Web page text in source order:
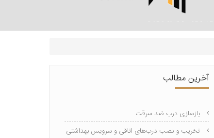
آخرین مطالب
بازسازی درب ضد سرقت
تخریب و نصب درب‌های اتاقی و سرویس بهداشتی